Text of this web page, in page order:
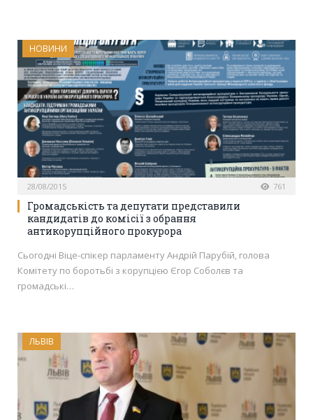
НОВИНИ
28/08/2015 761
Громадськість та депутати представили
кандидатів до комісії з обрання
антикорупційного прокурора
Сьогодні Віце-спікер парламенту Андрій Парубій, голова
Комітету по боротьбі з корупцією Єгор Соболєв та
громадські…
ЛЬВІВ